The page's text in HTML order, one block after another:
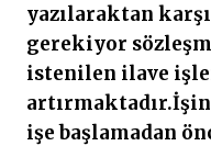
yazılaraktan
gerekiyor
istenilen ilave
işe başlamadan